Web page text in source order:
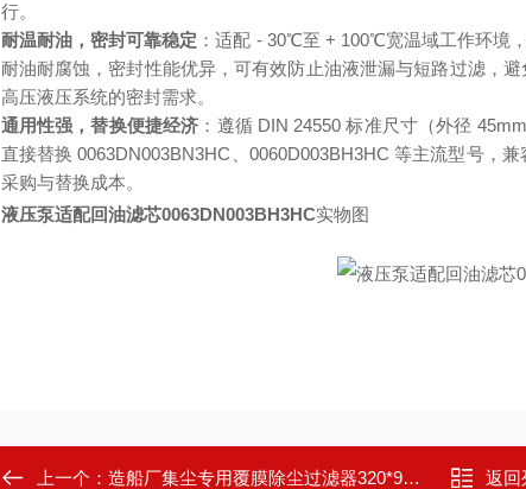
行。
耐温耐油，密封可靠稳定 ：适配 - 30℃至 + 100℃宽温域工作环境
耐油耐腐蚀，密封性能优异，可有效防止油液泄漏与短路过滤，
高压液压系统的密封需求。
通用性强，替换便捷经济 ：遵循 DIN 24550 标准尺寸（外径
直接替换 0063DN003BN3HC、0060D003BH3HC 等主流型号，
采购与替换成本。
液压泵适配回油滤芯0063DN003BH3HC实物图
上一个： 造船厂集尘专用覆膜除尘过滤器320*900mm 返回